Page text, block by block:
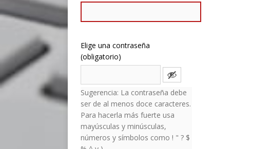
Elige una contraseña
(obligatorio)
Sugerencia: La contraseña debe
ser de al menos doce caracteres.
Para hacerla más fuerte usa
mayúsculas y minúsculas,
números y símbolos como ! " ? $